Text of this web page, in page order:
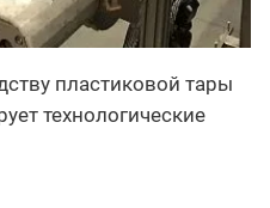
пластиковой тары
технологические